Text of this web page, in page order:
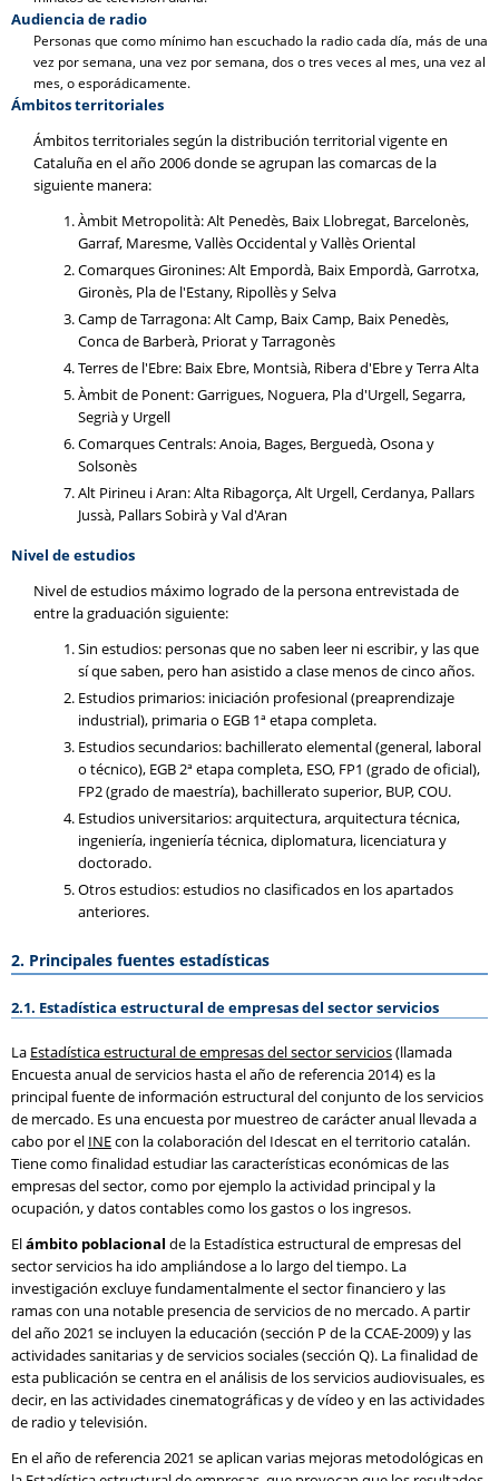
Audiencia de radio
Personas que como mínimo han escuchado la radio cada día, más de una
vez por semana, una vez por semana, dos o tres veces al mes, una vez al
mes, o esporádicamente.
Ámbitos territoriales
Ámbitos territoriales según la distribución territorial vigente en
Cataluña en el año 2006 donde se agrupan las comarcas de la
siguiente manera:
Àmbit Metropolità: Alt Penedès, Baix Llobregat, Barcelonès,
Garraf, Maresme, Vallès Occidental y Vallès Oriental
Comarques Gironines: Alt Empordà, Baix Empordà, Garrotxa,
Gironès, Pla de l'Estany, Ripollès y Selva
Camp de Tarragona: Alt Camp, Baix Camp, Baix Penedès,
Conca de Barberà, Priorat y Tarragonès
Terres de l'Ebre: Baix Ebre, Montsià, Ribera d'Ebre y Terra Alta
Àmbit de Ponent: Garrigues, Noguera, Pla d'Urgell, Segarra,
Segrià y Urgell
Comarques Centrals: Anoia, Bages, Berguedà, Osona y
Solsonès
Alt Pirineu i Aran: Alta Ribagorça, Alt Urgell, Cerdanya, Pallars
Jussà, Pallars Sobirà y Val d'Aran
Nivel de estudios
Nivel de estudios máximo logrado de la persona entrevistada de
entre la graduación siguiente:
Sin estudios: personas que no saben leer ni escribir, y las que
sí que saben, pero han asistido a clase menos de cinco años.
Estudios primarios: iniciación profesional (preaprendizaje
industrial), primaria o EGB 1ª etapa completa.
Estudios secundarios: bachillerato elemental (general, laboral
o técnico), EGB 2ª etapa completa, ESO, FP1 (grado de oficial),
FP2 (grado de maestría), bachillerato superior, BUP, COU.
Estudios universitarios: arquitectura, arquitectura técnica,
ingeniería, ingeniería técnica, diplomatura, licenciatura y
doctorado.
Otros estudios: estudios no clasificados en los apartados
anteriores.
2. Principales fuentes estadísticas
2.1. Estadística estructural de empresas del sector servicios
La Estadística estructural de empresas del sector servicios(llamada
Encuesta anual de servicios hasta el año de referencia 2014) es la
principal fuente de información estructural del conjunto de los servicios
de mercado. Es una encuesta por muestreo de carácter anual llevada a
cabo por el INEcon la colaboración del Idescat en el territorio catalán.
Tiene como finalidad estudiar las características económicas de las
empresas del sector, como por ejemplo la actividad principal y la
ocupación, y datos contables como los gastos o los ingresos.
Elámbito poblacional de la Estadística estructural de empresas del
sector servicios ha ido ampliándose a lo largo del tiempo. La
investigación excluye fundamentalmente el sector financiero y las
ramas con una notable presencia de servicios de no mercado. A partir
del año 2021 se incluyen la educación (sección P de la CCAE-2009) y las
actividades sanitarias y de servicios sociales (sección Q). La finalidad de
esta publicación se centra en el análisis de los servicios audiovisuales, es
decir, en las actividades cinematográficas y de vídeo y en las actividades
de radio y televisión.
En el año de referencia 2021 se aplican varias mejoras metodológicas en